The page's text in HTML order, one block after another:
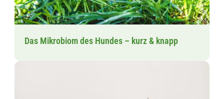
Das Mikrobiom des Hundes – kurz & knapp